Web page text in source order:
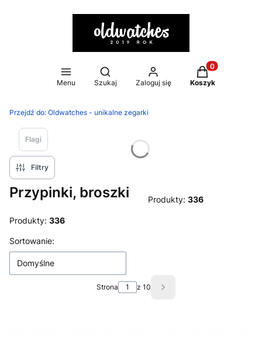
Menu
Otwórz wyszukiwarkę
Szukaj Zaloguj się
Produkty w
Koszyk
Przejdź do: Oldwatches - unikalne zegarki
Flagi
Filtry
Przypinki, broszki Produkty: 336
Produkty: 336
Lista produktów
Sortowanie:
Domyślne
Strona z 10 Następne produkty